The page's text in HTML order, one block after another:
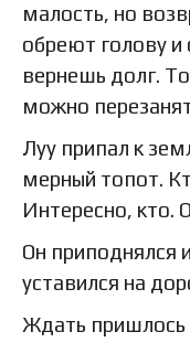
малость, но
обреют голову и
вернешь долг.
можно
Луу припал к
мерный топот.
Интересно, кто.
Он приподнялся
уставился на
Ждать пришлось